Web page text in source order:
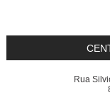
Rua